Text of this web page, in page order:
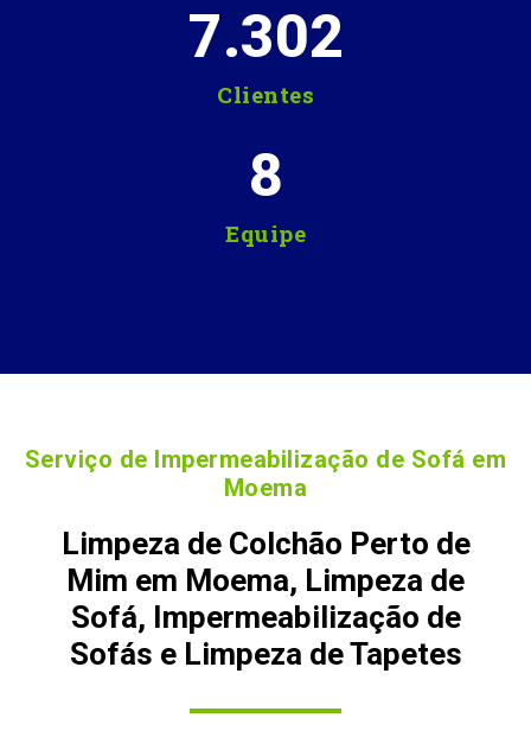
Clientes
7.302
Equipe
8
Serviço de Impermeabilização de Sofá em
Moema
Limpeza de Colchão Perto de
Mim em Moema, Limpeza de
Sofá, Impermeabilização de
Sofás e Limpeza de Tapetes